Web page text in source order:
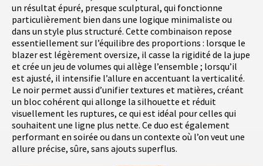
un résultat épuré, presque sculptural, qui fonctionne
particulièrement bien dans une logique minimaliste ou
dans un style plus structuré. Cette combinaison repose
essentiellement sur l’équilibre des proportions : lorsque le
blazer est légèrement oversize, il casse la rigidité de la jupe
et crée un jeu de volumes qui allège l’ensemble ; lorsqu’il
est ajusté, il intensifie l’allure en accentuant la verticalité.
Le noir permet aussi d’unifier textures et matières, créant
un bloc cohérent qui allonge la silhouette et réduit
visuellement les ruptures, ce qui est idéal pour celles qui
souhaitent une ligne plus nette. Ce duo est également
performant en soirée ou dans un contexte où l’on veut une
allure précise, sûre, sans ajouts superflus.